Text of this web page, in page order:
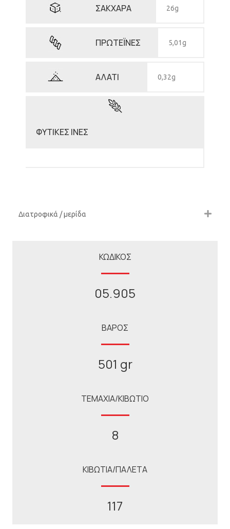
ΣΑΚΧΑΡΑ 26g
ΠΡΩΤΕΪΝΕΣ 5,01g
ΑΛΑΤΙ 0,32g
ΦΥΤΙΚΕΣ ΙΝΕΣ
Διατροφικά / μερίδα
ΚΩΔΙΚΟΣ
05.905
ΒΑΡΟΣ
501 gr
ΤΕΜΑΧΙΑ/ΚΙΒΩΤΙΟ
8
ΚΙΒΩΤΙΑ/ΠΑΛΕΤΑ
117